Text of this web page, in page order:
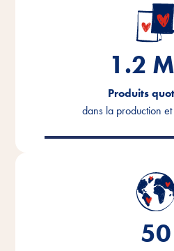
1.2
Produits
dans la production
50